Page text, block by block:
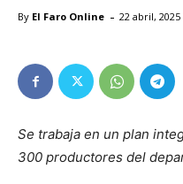
By El Faro Online - 22 abril, 2025
Se trabaja en un plan
300 productores del